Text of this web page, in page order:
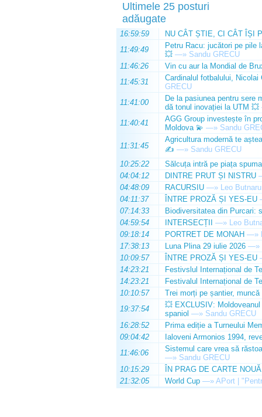
Ultimele 25 posturi
adăugate
16:59:59
NU CÂT ȘTIE, CI CÂT ÎȘI
11:49:49
Petru Racu: jucători pe pile
💥 —» Sandu GRECU
11:46:26
Vin cu aur la Mondial de
11:45:31
Cardinalul fotbalului,
GRECU
11:41:00
De la pasiunea pentru sere
dă tonul inovației la UTM 💥
11:40:41
AGG Group investește în
Moldova 💫 —» Sandu
11:31:45
Agricultura modernă te
✍️ —» Sandu GRECU
10:25:22
Sălcuța intră pe piața
04:04:12
DINTRE PRUT ȘI NISTRU
04:48:09
RACURSIU —» Leo Butnaru
04:11:37
ÎNTRE PROZĂ ȘI YES-EU
07:14:33
Biodiversitatea din Purcari:
04:59:54
INTERSECȚII —» Leo
09:18:14
PORTRET DE MONAH —»
17:38:13
Luna Plina 29 iulie 2026 —»
10:09:57
ÎNTRE PROZĂ ȘI YES-EU
14:23:21
Festivslul Internațional de
14:23:21
Festivalul Internațional de
10:10:57
Trei morți pe șantier, muncă
19:37:54
💥 EXCLUSIV:
spaniol —» Sandu GRECU
16:28:52
Prima ediție a Turneului
09:04:42
Ialoveni Armonios 1994,
11:46:06
Sistemul care vrea să
—» Sandu GRECU
10:15:29
ÎN PRAG DE CARTE NOUĂ
21:32:05
World Cup —» APort |